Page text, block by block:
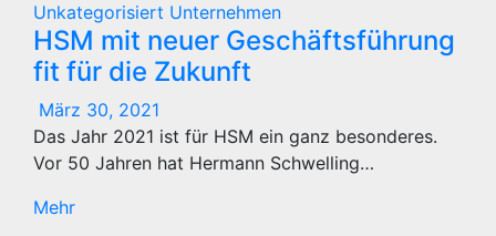
Unkategorisiert Unternehmen
HSM mit neuer Geschäftsführung
fit für die Zukunft
März 30, 2021
Das Jahr 2021 ist für HSM ein ganz besonderes.
Vor 50 Jahren hat Hermann Schwelling…
Mehr